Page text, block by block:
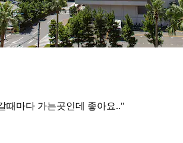
때마다 가는곳인데 좋아요.."